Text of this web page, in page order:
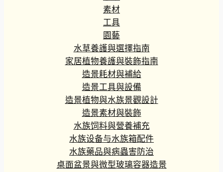
素材
工具
園藝
水草養護與選擇指南
家居植物養護與裝飾指南
造景耗材與補給
造景工具與設備
造景植物與水族景觀設計
造景素材與裝飾
水族饲料與營養補充
水族设备与水族箱配件
水族藥品與病蟲害防治
桌面盆景與微型玻璃容器造景